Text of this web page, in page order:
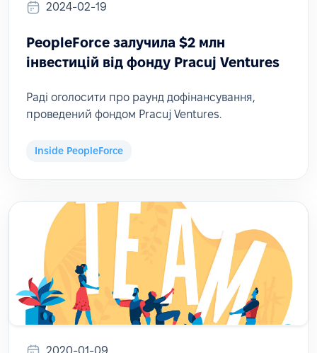
2024-02-19
PeopleForce залучила $2 млн
інвестицій від фонду Pracuj Ventures
Раді оголосити про раунд дофінансування,
проведений фондом Pracuj Ventures.
Inside PeopleForce
2020-01-09